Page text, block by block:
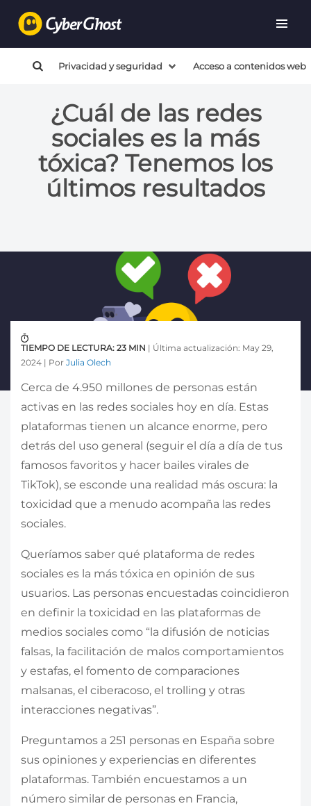
Privacidad y seguridad Acceso a contenidos web
¿Cuál de las redes
sociales es la más
tóxica? Tenemos los
últimos resultados
TIEMPO DE LECTURA: 23 MIN | Última actualización: May 29,
2024 | Por Julia Olech
Cerca de 4.950 millones de personas están
activas en las redes sociales hoy en día. Estas
plataformas tienen un alcance enorme, pero
detrás del uso general (seguir el día a día de tus
famosos favoritos y hacer bailes virales de
TikTok), se esconde una realidad más oscura: la
toxicidad que a menudo acompaña las redes
sociales.
Queríamos saber qué plataforma de redes
sociales es la más tóxica en opinión de sus
usuarios. Las personas encuestadas coincidieron
en definir la toxicidad en las plataformas de
medios sociales como “la difusión de noticias
falsas, la facilitación de malos comportamientos
y estafas, el fomento de comparaciones
malsanas, el ciberacoso, el trolling y otras
interacciones negativas”.
Preguntamos a 251 personas en España sobre
sus opiniones y experiencias en diferentes
plataformas. También encuestamos a un
número similar de personas en Francia,